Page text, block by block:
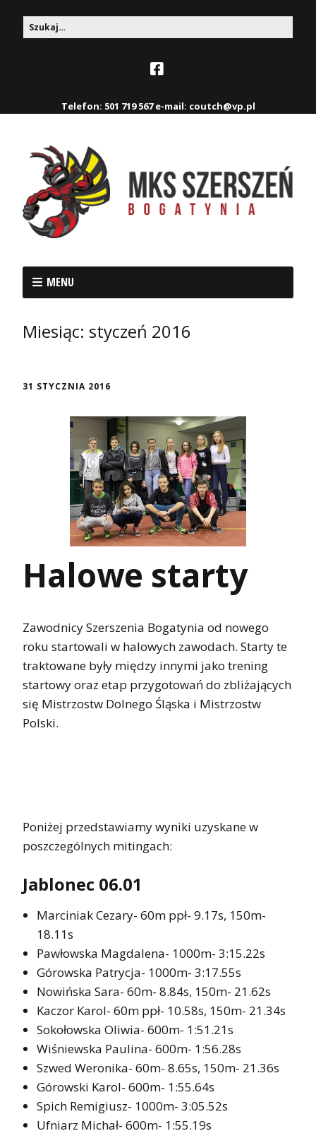
Telefon: 501 719 567 e-mail: coutch@vp.pl
MENU
Miesiąc: styczeń 2016
31 STYCZNIA 2016
Halowe starty
Zawodnicy Szerszenia Bogatynia od nowego
roku startowali w halowych zawodach. Starty te
traktowane były między innymi jako trening
startowy oraz etap przygotowań do zbliżających
się Mistrzostw Dolnego Śląska i Mistrzostw
Polski.
Poniżej przedstawiamy wyniki uzyskane w
poszczególnych mitingach:
Jablonec 06.01
Marciniak Cezary- 60m ppł- 9.17s, 150m-
18.11s
Pawłowska Magdalena- 1000m- 3:15.22s
Górowska Patrycja- 1000m- 3:17.55s
Nowińska Sara- 60m- 8.84s, 150m- 21.62s
Kaczor Karol- 60m ppł- 10.58s, 150m- 21.34s
Sokołowska Oliwia- 600m- 1:51.21s
Wiśniewska Paulina- 600m- 1:56.28s
Szwed Weronika- 60m- 8.65s, 150m- 21.36s
Górowski Karol- 600m- 1:55.64s
Spich Remigiusz- 1000m- 3:05.52s
Ufniarz Michał- 600m- 1:55.19s